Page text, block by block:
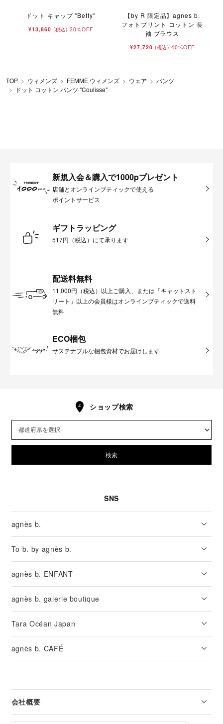
ドット キャップ "Betty"
¥13,860 (税込) 30%OFF
【by R 限定品】agnes b.
フォトプリント コットン 長
袖 ブラウス
¥27,720 (税込) 40%OFF
TOP ウィメンズ FEMME ウィメンズ ウェア
パンツ
ドット コットン パンツ "Coulisse"
新規入会＆購入で1000pプレゼント
店舗とオンラインブティックで使える
ポイントサービス
ギフトラッピング
517円（税込）にて承ります
配送料無料
11,000円（税込）以上ご購入、または「キャットスト
リート」以上の会員様はオンラインブティックで送料
無料
ECO梱包
サステナブルな梱包資材でお届けします
ショップ検索
検索
SNS
agnès b.
To b. by agnès b.
agnès b. ENFANT
agnès b. galerie boutique
Tara Océan Japan
agnès b. CAFÉ
会社概要